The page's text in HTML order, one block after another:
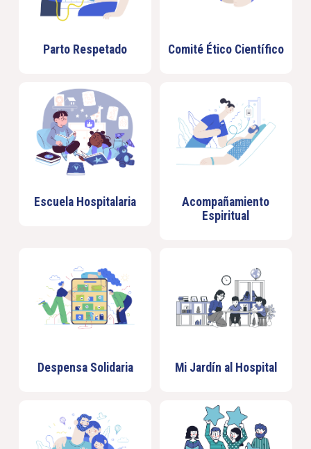
Parto Respetado Comité Ético Científico
Escuela Hospitalaria
Acompañamiento
Espiritual
Despensa Solidaria Mi Jardín al Hospital